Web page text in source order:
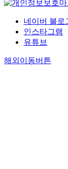
네이버 블로
인스타그램
유튜브
해외이동버튼